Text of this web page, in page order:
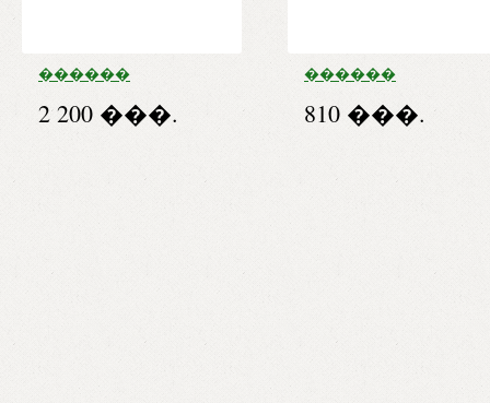
������
Q-10 ����. �50
2 200 ���.
������
�������
810 ���.